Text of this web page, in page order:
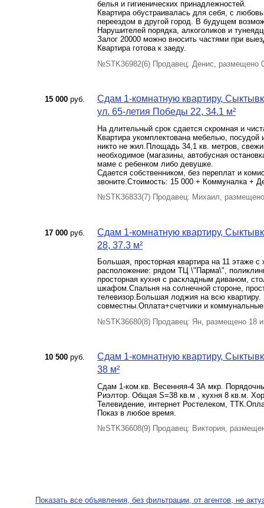
белья и гигиенических принадлежностей.
Квартира обустраивалась для себя, с
переездом в другой город. В будущем
Нарушителей порядка, алкоголиков и
Залог 20000 можно вносить частями при
Квартира готова к заеду.
№STK36982(6) Продавец: Денис, размещено
15 000 руб.
Сдам 1-комнатную квартиру,
ул. 65-летия Победы 22, 34.1 м²
На длительный срок сдается скромная и
Квартира укомплектована мебелью, посудой
никто не жил.Площадь 34,1 кв. метров,
необходимое (магазины, автобусная
маме с ребенком либо девушке.
Сдается собственником, без переплат и
звоните.Стоимость: 15 000 + Коммуналка +
№STK36833(7) Продавец: Михаил,
17 000 руб.
Сдам 1-комнатную квартиру,
28, 37.3 м²
Большая, просторная квартира на 11 этаже
расположение: рядом ТЦ \"Парма\",
просторная кухня с раскладным диваном,
шкафом.Спальня на солнечной стороне,
телевизор.Большая лоджия на всю
совместны.Оплата+счетчики и
№STK36680(8) Продавец: Ян, размещено 18
10 500 руб.
Сдам 1-комнатную квартиру,
38 м²
Сдам 1-ком.кв. Весенняя-4 3А мкр.
Риэлтор. Общая S=38 кв.м , кухня 8 кв.м.
Телевидение, интернет Ростелеком,
Показ в любое время.
№STK36608(9) Продавец: Виктория,
Показать все объявления, без фильтрации, от агентов, не